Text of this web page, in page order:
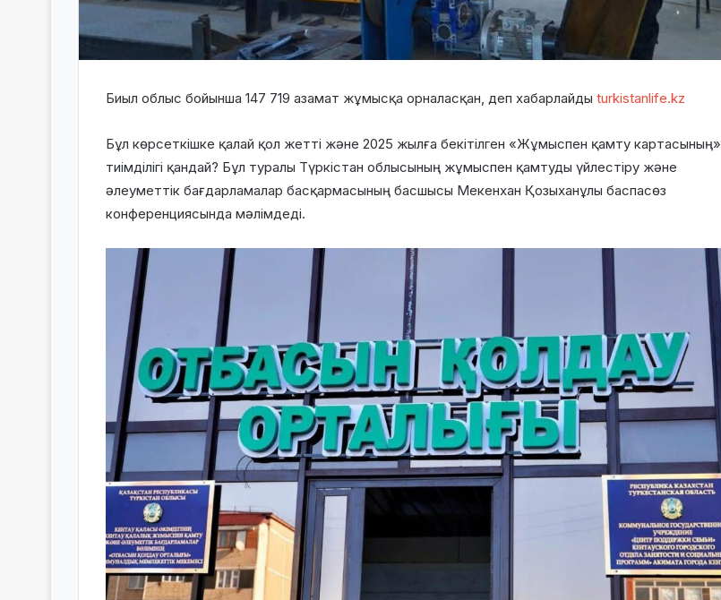
Биыл облыс бойынша 147 719 азамат жұмысқа орналасқан, деп хабарлайды turkistanlife.kz
Бұл көрсеткішке қалай қол жетті және 2025 жылға бекітілген «Жұмыспен қамту картасының»
тиімділігі қандай? Бұл туралы Түркістан облысының жұмыспен қамтуды үйлестіру және
әлеуметтік бағдарламалар басқармасының басшысы Мекенхан Қозыханұлы баспасөз
конференциясында мәлімдеді.